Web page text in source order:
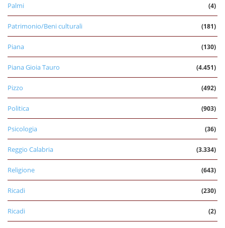
Palmi (4)
Patrimonio/Beni culturali (181)
Piana (130)
Piana Gioia Tauro (4.451)
Pizzo (492)
Politica (903)
Psicologia (36)
Reggio Calabria (3.334)
Religione (643)
Ricadi (230)
Ricadi (2)